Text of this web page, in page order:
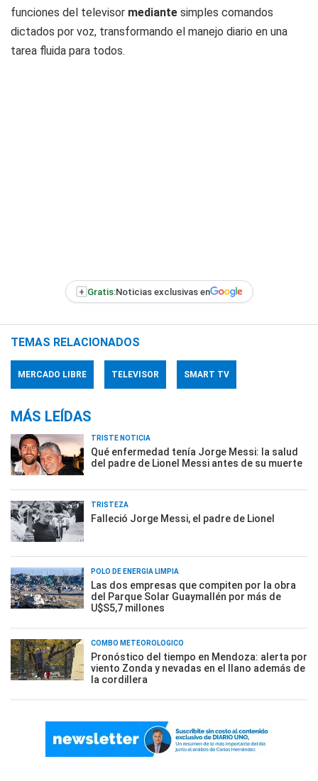
funciones del televisor mediante simples comandos
dictados por voz, transformando el manejo diario en una
tarea fluida para todos.
+ Gratis:Noticias exclusivas en
TEMAS RELACIONADOS
MERCADO LIBRE TELEVISOR SMART TV
MÁS LEÍDAS
TRISTE NOTICIA
Qué enfermedad tenía Jorge Messi: la salud
del padre de Lionel Messi antes de su muerte
TRISTEZA
Falleció Jorge Messi, el padre de Lionel
POLO DE ENERGÍA LIMPIA
Las dos empresas que compiten por la obra
del Parque Solar Guaymallén por más de
U$S5,7 millones
COMBO METEOROLÓGICO
Pronóstico del tiempo en Mendoza: alerta por
viento Zonda y nevadas en el llano además de
la cordillera